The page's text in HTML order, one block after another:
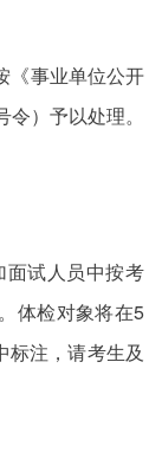
《事业单位公开
）予以处理。
试人员中按考
体检对象将在5
标注，请考生及